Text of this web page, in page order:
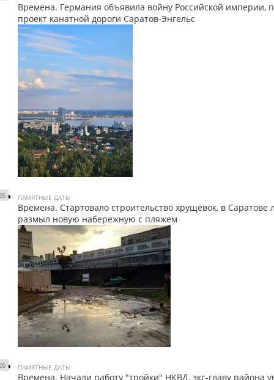
Времена. Германия объявила войну Российской империи,
проект канатной дороги Саратов-Энгельс
ПАМЯТНЫЕ ДАТЫ
Времена. Стартовало строительство хрущёвок, в Саратове
размыл новую набережную с пляжем
ПАМЯТНЫЕ ДАТЫ
Времена. Начали работу "тройки" НКВД, экс-главу района